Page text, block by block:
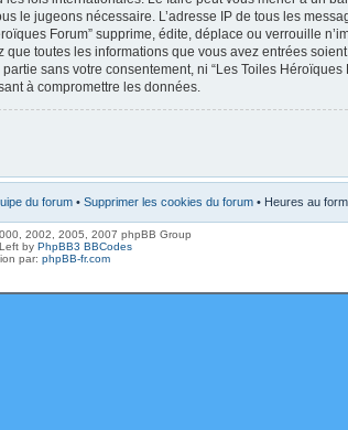
le jugeons nécessaire. L’adresse IP de tous les
Forum” supprime, édite, déplace ou verrouille
toutes les informations que vous avez entrées
sans votre consentement, ni “Les Toiles Héroïques
à compromettre les données.
du forum • Supprimer les cookies du forum • Heures au
2002, 2005, 2007 phpBB Group
by PhpBB3 BBCodes
par: phpBB-fr.com